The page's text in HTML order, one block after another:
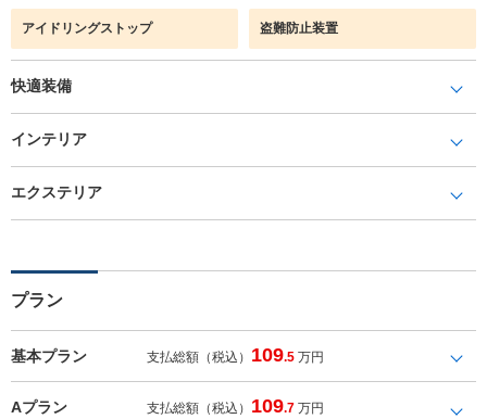
アイドリングストップ 盗難防止装置
快適装備
インテリア
エクステリア
プラン
基本プラン 支払総額（税込） 109.5 万円
Aプラン 支払総額（税込） 109.7 万円